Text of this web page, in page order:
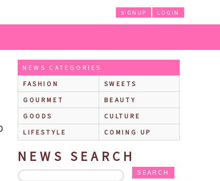
LOGIN
SIGNUP
な5戦士のパンプスが受注販売スタート！
NEWS CATEGORIES
FASHION
SWEETS
GOURMET
BEAUTY
GOODS
CULTURE
LIFESTYLE
COMING UP
NEWS SEARCH
SEARCH